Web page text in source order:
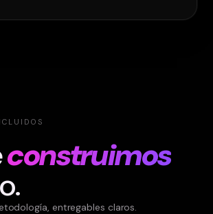
construimos
entregables claros.